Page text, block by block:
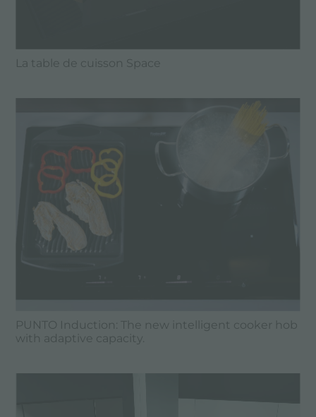
La table de cuisson Space
PUNTO Induction: The new intelligent cooker hob
with adaptive capacity.